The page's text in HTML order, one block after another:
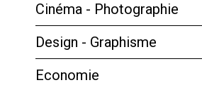
Cinéma - Photographie
Design - Graphisme
Economie